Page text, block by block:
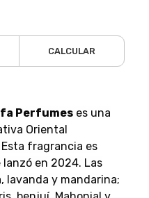
CALCULAR
Perfumeses una
Oriental
fragrancia es
lanzó en 2024. Las
lavanda y mandarina;